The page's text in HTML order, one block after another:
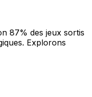
87% des jeux sortis
Explorons